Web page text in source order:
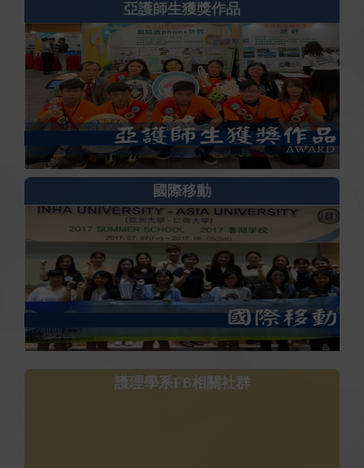
亞護師生獲獎作品
國際移動
護理學系FB相關社群